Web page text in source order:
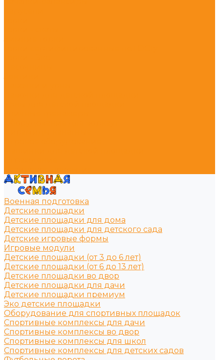
Военная подготовка
Детские площадки
Детские площадки для дома
Детские площадки для детского сада
Детские игровые формы
Игровые модули
Детские площадки (от 3 до 6 лет)
Детские площадки (от 6 до 13 лет)
Детские площадки во двор
Детские площадки для дачи
Детские площадки премиум
Эко детские площадки
Оборудование для спортивных площадок
Спортивные комплексы для дачи
Спортивные комплексы во двор
Спортивные комплексы для школ
Спортивные комплексы для детских садов